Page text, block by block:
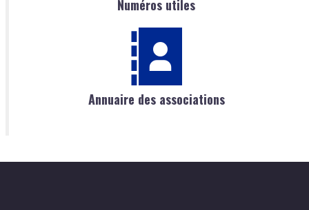
Numéros utiles
Annuaire des associations